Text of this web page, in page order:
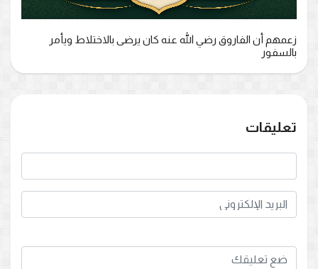
زعمهم أن الفاروق رضي الله عنه كان يرضى بالاختلاط ويأمر
بالسفور
تعليقات